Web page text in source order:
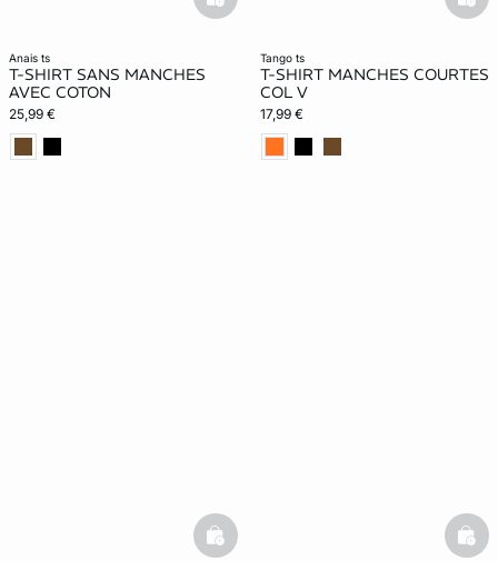
anais ts
T-SHIRT SANS MANCHES
AVEC COTON
25,99 €
basketfull
tango ts
T-SHIRT MANCHES COURTES
COL V
17,99 €
basketfull